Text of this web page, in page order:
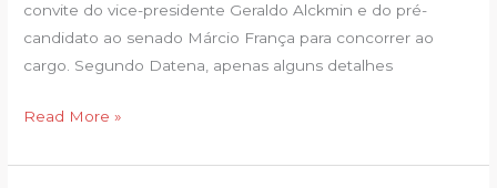
convite do vice-presidente Geraldo Alckmin e do pré-
candidato ao senado Márcio França para concorrer ao
cargo. Segundo Datena, apenas alguns detalhes
Read More »